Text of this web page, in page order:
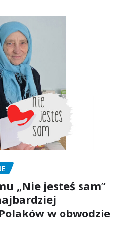
„Nie jesteś sam”
w obwodzie